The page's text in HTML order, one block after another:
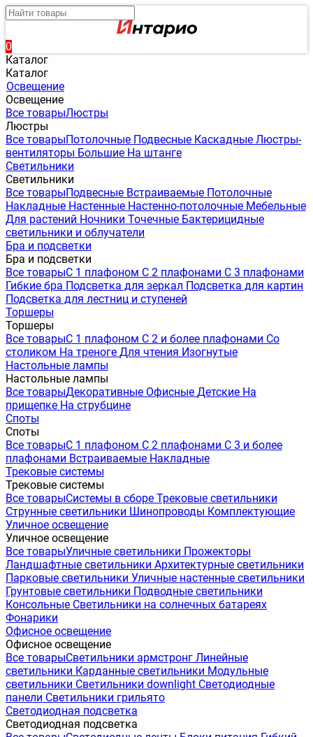
0
Каталог
Каталог
Освещение
Освещение
Все товарыЛюстры
Люстры
Все товарыПотолочные Подвесные Каскадные Люстры-
вентиляторы Большие На штанге
Светильники
Светильники
Все товарыПодвесные Встраиваемые Потолочные
Накладные Настенные Настенно-потолочные Мебельные
Для растений Ночники Точечные Бактерицидные
светильники и облучатели
Бра и подсветки
Бра и подсветки
Все товарыС 1 плафоном С 2 плафонами С 3 плафонами
Гибкие бра Подсветка для зеркал Подсветка для картин
Подсветка для лестниц и ступеней
Торшеры
Торшеры
Все товарыС 1 плафоном С 2 и более плафонами Со
столиком На треноге Для чтения Изогнутые
Настольные лампы
Настольные лампы
Все товарыДекоративные Офисные Детские На
прищепке На струбцине
Споты
Споты
Все товарыС 1 плафоном С 2 плафонами С 3 и более
плафонами Встраиваемые Накладные
Трековые системы
Трековые системы
Все товарыСистемы в сборе Трековые светильники
Струнные светильники Шинопроводы Комплектующие
Уличное освещение
Уличное освещение
Все товарыУличные светильники Прожекторы
Ландшафтные светильники Архитектурные светильники
Парковые светильники Уличные настенные светильники
Грунтовые светильники Подводные светильники
Консольные Светильники на солнечных батареях
Фонарики
Офисное освещение
Офисное освещение
Все товарыСветильники армстронг Линейные
светильники Карданные светильники Модульные
светильники Светильники downlight Светодиодные
панели Светильники грильято
Светодиодная подсветка
Светодиодная подсветка